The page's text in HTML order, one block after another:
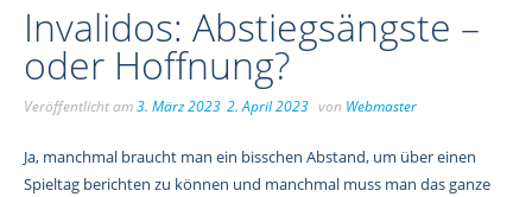
Invalidos: Abstiegsängste –
oder Hoffnung?
Veröffentlicht am3. März 2023 2. April 2023 von Webmaster
Ja, manchmal braucht man ein bisschen Abstand, um über einen
Spieltag berichten zu können und manchmal muss man das ganze